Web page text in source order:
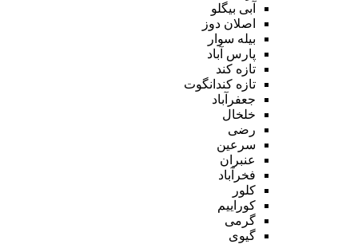
آبی بیگلو
اصلان دوز
بیله سوار
پارس آباد
تازه کند
تازه کندانگوت
جعفرآباد
خلخال
رضی
سرعین
عنبران
فخرآباد
کلور
کوراییم
گرمی
گیوی